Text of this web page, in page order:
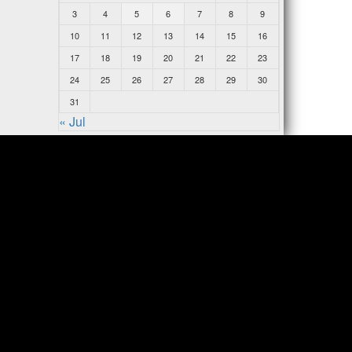
3
4 5 6 7 8
9
10
11 12 13 14 15
16
17
18 19 20 21 22
23
24
25 26 27 28 29
30
31
« Jul